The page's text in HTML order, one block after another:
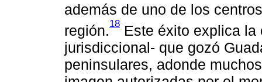
además de uno de los
región.18 Este éxito explica
jurisdiccional- que gozó
peninsulares, adonde